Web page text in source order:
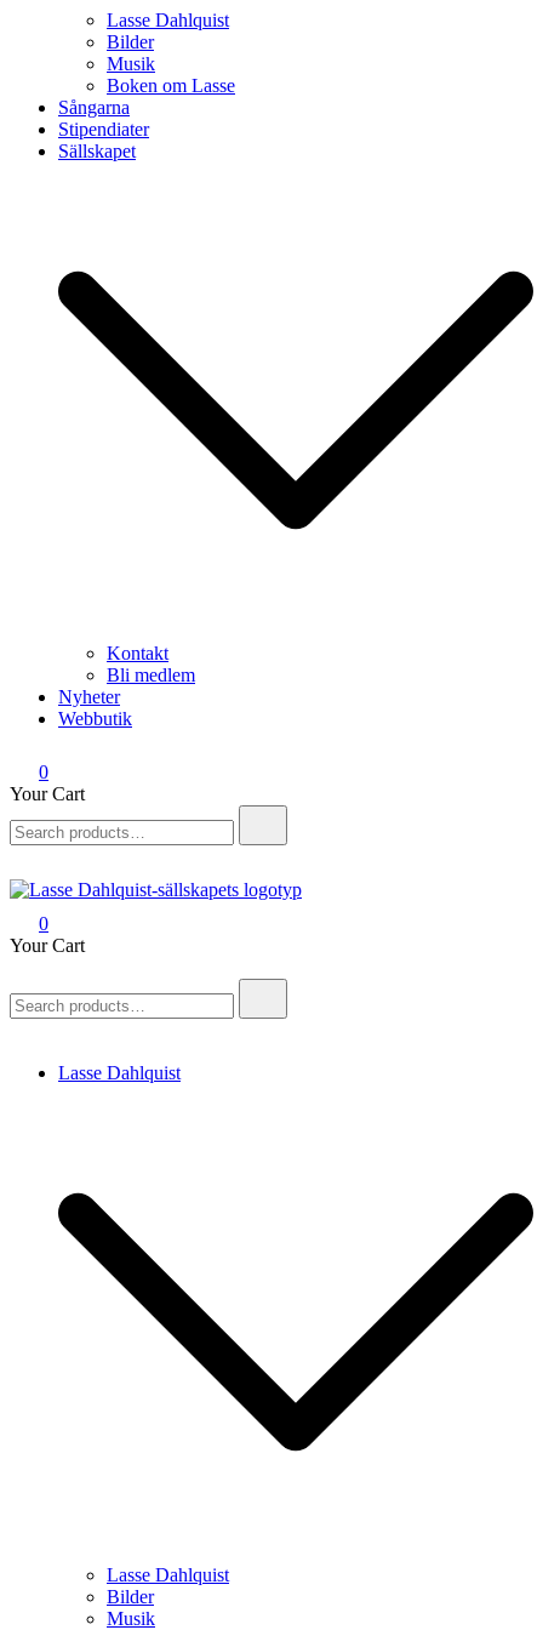
Lasse Dahlquist
Bilder
Musik
Boken om Lasse
Sångarna
Stipendiater
Sällskapet
Kontakt
Bli medlem
Nyheter
Webbutik
0
Your Cart
for:
Lasse Dahlquist-sällskapet
Allt om Lasse Dahlquist – kompositör, musiker, artist, kåsör och
skådespelare
0
Your Cart
for:
Lasse Dahlquist
Lasse Dahlquist
Bilder
Musik